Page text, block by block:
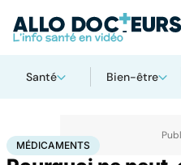
Santé Bien-être
AccueilSantéMédicaments
MÉDICAMENTS